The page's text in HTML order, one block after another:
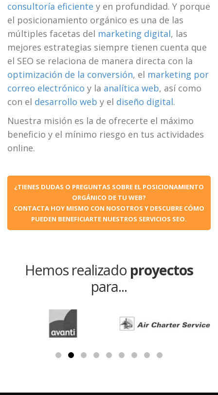
consultoría eficiente y en profundidad. Y porque
el posicionamiento orgánico es una de las
múltiples facetas del marketing digital, las
mejores estrategias siempre tienen cuenta que
el SEO se relaciona de manera directa con la
optimización de la conversión, el marketing por
correo electrónico y la analítica web, así como
con el desarrollo web y el diseño digital.
Nuestra misión es la de ofrecerte el máximo
beneficio y el mínimo riesgo en tus actividades
online.
¿TIENES DUDAS O PREGUNTAS SOBRE EL POSICIONAMIENTO
ORGÁNICO DE TU WEB?
CONTACTA HOY MISMO CON NOSOTROS Y DESCUBRE CÓMO
PUEDEN BENEFICIARTE NUESTROS SERVICIOS SEO.
Hemos realizado proyectos
para...